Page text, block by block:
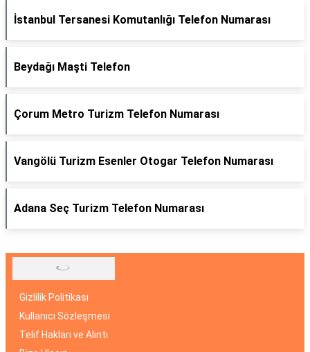
İstanbul Tersanesi Komutanlığı Telefon Numarası
Beydağı Maşti Telefon
Çorum Metro Turizm Telefon Numarası
Vangölü Turizm Esenler Otogar Telefon Numarası
Adana Seç Turizm Telefon Numarası
Gizlilik Politikası
Kullanıcı Sözleşmesi
Telif Hakları ve Alıntı